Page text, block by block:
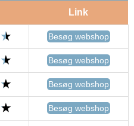
Link
Besøg webshop
Besøg webshop
Besøg webshop
Besøg webshop